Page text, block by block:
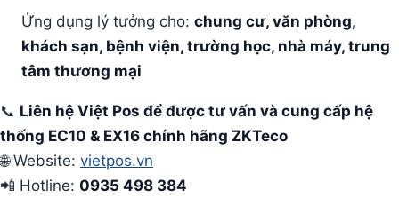
Ứng dụng lý tưởng cho: chung cư, văn phòng,
khách sạn, bệnh viện, trường học, nhà máy, trung
tâm thương mại
📞 Liên hệ Việt Pos để được tư vấn và cung cấp hệ
thống EC10 & EX16 chính hãng ZKTeco
🌐 Website: vietpos.vn
📲 Hotline: 0935 498 384